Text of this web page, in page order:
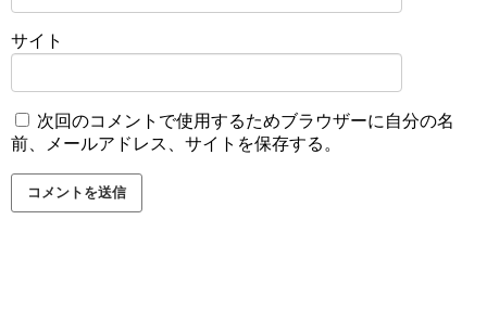
サイト
次回のコメントで使用するためブラウザーに自分の名
前、メールアドレス、サイトを保存する。